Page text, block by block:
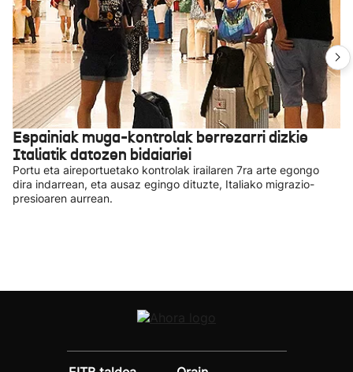
Espainiak muga-kontrolak berrezarri dizkie
Italiatik datozen bidaiariei
Portu eta aireportuetako kontrolak irailaren 7ra arte egongo
dira indarrean, eta ausaz egingo dituzte, Italiako migrazio-
presioaren aurrean.